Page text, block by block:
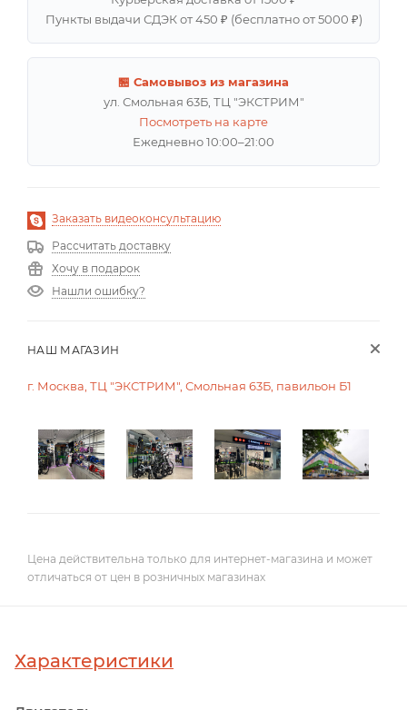
Пункты выдачи СДЭК от 450 ₽ (бесплатно от 5000 ₽)
🏪 Самовывоз из магазина
ул. Смольная 63Б, ТЦ "ЭКСТРИМ"
Посмотреть на карте
Ежедневно 10:00–21:00
Заказать видеоконсультацию
Рассчитать доставку
Хочу в подарок
Нашли ошибку?
НАШ МАГАЗИН
г. Москва, ТЦ "ЭКСТРИМ", Смольная 63Б, павильон Б1
Цена действительна только для интернет-магазина и может
отличаться от цен в розничных магазинах
Характеристики